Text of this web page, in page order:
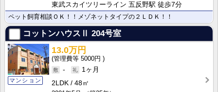
東武スカイツリーライン 五反野駅 徒歩7分
ペット飼育相談ＯＫ！！メゾネットタイプの２ＬＤＫ！！
コットンハウスⅡ 204号室
マンション
13.0万円
5000円
-
1ヶ月
2LDK
48㎡